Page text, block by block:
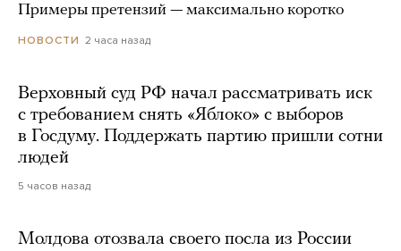
Примеры претензий — максимально коротко
НОВОСТИ 2 часа назад
Верховный суд РФ начал рассматривать иск
с требованием снять «Яблоко» с выборов
в Госдуму. Поддержать партию пришли сотни
людей
5 часов назад
Молдова отозвала своего посла из России